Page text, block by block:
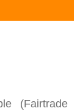
(Fairtrade